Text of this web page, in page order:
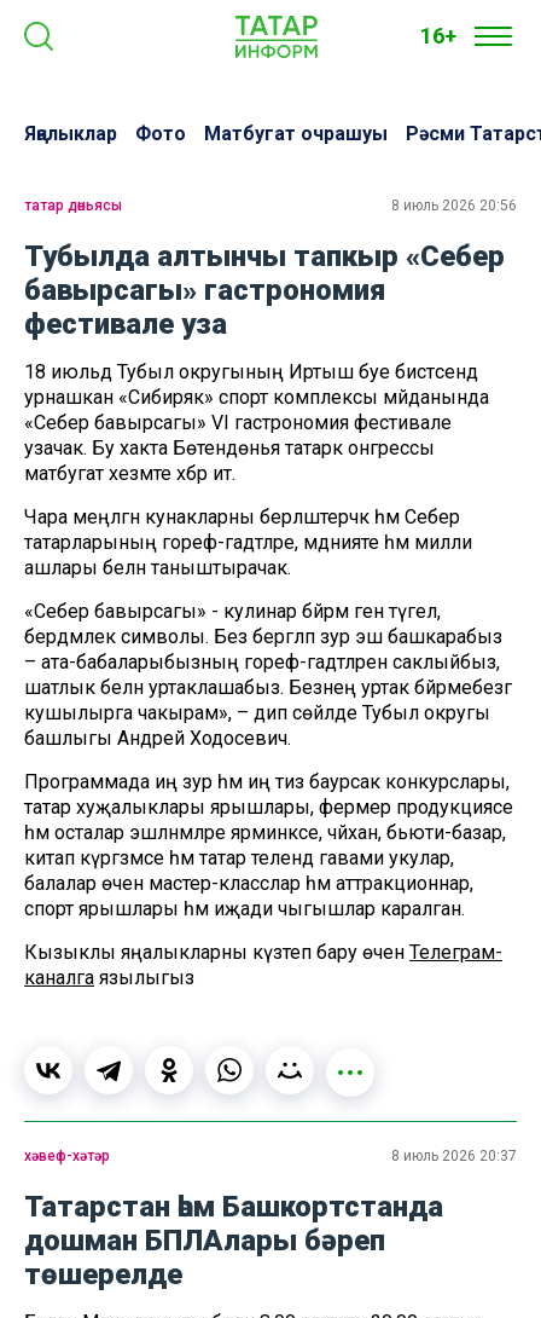
16+
Яңалыклар Фото Матбугат очрашуы Рәсми
татар дөньясы 8 июль 2026 20:56
Тубылда алтынчы тапкыр «Себер
бавырсагы» гастрономия
фестивале уза
18 июльдә Тубыл округының Иртыш буе бистәсендә
урнашкан «Сибиряк» спорт комплексы мәйданында
«Себер бавырсагы» VI гастрономия фестивале
узачак. Бу хакта Бөтендөнья татарк онгрессы
матбугат хезмәте хәбәр итә.
Чара меңләгән кунакларны берләштерәчәк һәм Себер
татарларының гореф-гадәтләре, мәдәнияте һәм милли
ашлары белән таныштырачак.
«Себер бавырсагы» - кулинар бәйрәм генә түгел, ә
бердәмлек символы. Без бергәләп зур эш башкарабыз
– ата-бабаларыбызның гореф-гадәтләрен саклыйбыз,
шатлык белән уртаклашабыз. Безнең уртак бәйрәмебезгә
кушылырга чакырам», – дип сөйләде Тубыл округы
башлыгы Андрей Ходосевич.
Программада иң зур һәм иң тиз баурсак конкурслары,
татар хуҗалыклары ярышлары, фермер продукциясе
һәм осталар эшләнмәләре ярминкәсе, чәйханә, бьюти-базар,
китап күргәзмәсе һәм татар телендә гавами укулар,
балалар өчен мастер-класслар һәм аттракционнар,
спорт ярышлары һәм иҗади чыгышлар каралган.
Кызыклы яңалыкларны күзәтеп бару өчен Телеграм-
каналга язылыгыз
хәвеф-хәтәр 8 июль 2026 20:37
Татарстан һәм Башкортстанда
дошман БПЛАлары бәреп
төшерелде